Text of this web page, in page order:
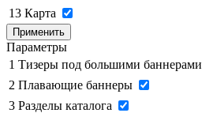
13 Карта
Применить
Параметры
1 Тизеры под большими баннерами
2 Плавающие баннеры
3 Разделы каталога